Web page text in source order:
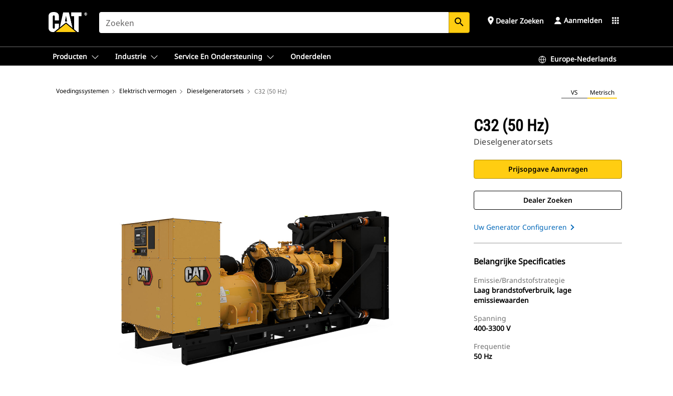
SEARCH search place Dealer Zoeken Aanmelden apps
Producten Industrie Service En Ondersteuning Onderdelen Europe-Nederlands
Voedingssystemen Elektrisch vermogen Dieselgeneratorsets C32 (50 Hz) VS Metrisch
C32 (50 Hz)
Dieselgeneratorsets
Prijsopgave Aanvragen
Dealer Zoeken
Uw Generator Configureren
Belangrijke Specificaties
Emissie/brandstofstrategie
Laag brandstofverbruik, lage
emissiewaarden
Spanning
400-3300 V
Frequentie
50 Hz